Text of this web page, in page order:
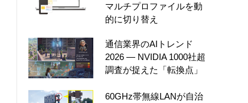
マルチプロファイルを動
的に切り替え
通信業界のAIトレンド
2026 ― NVIDIA 1000社超
調査が捉えた「転換点」
60GHz帯無線LANが自治